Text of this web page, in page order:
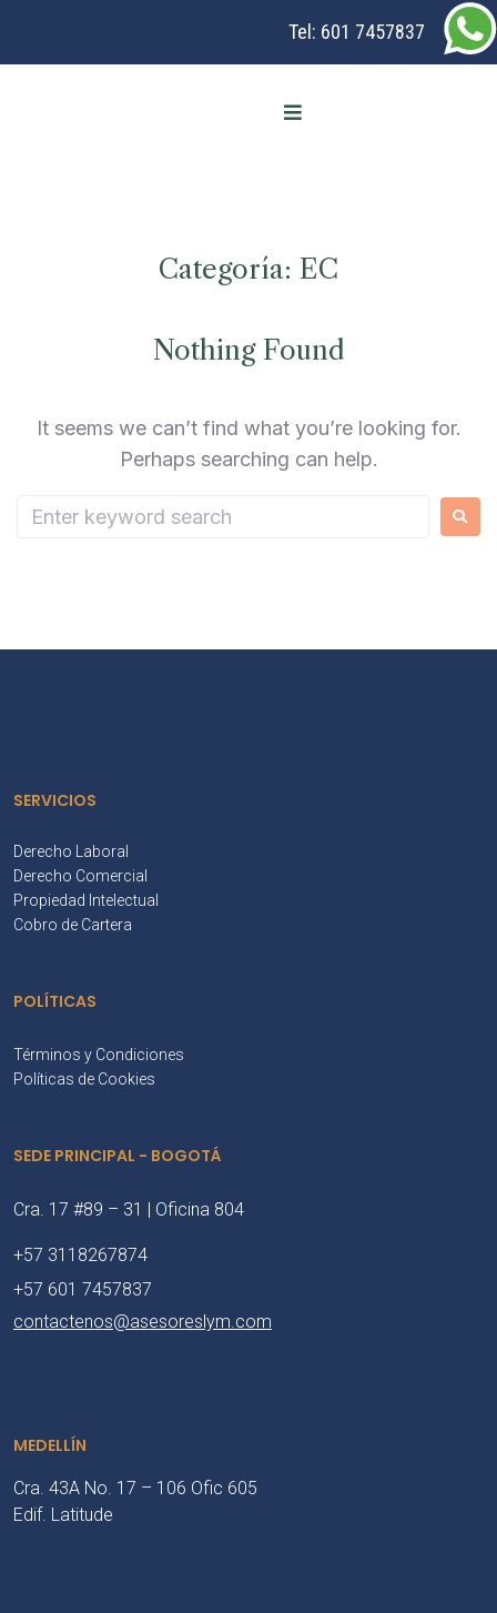
Tel: 601 7457837
Categoría: EC
Nothing Found
It seems we can’t find what you’re looking for.
Perhaps searching can help.
SERVICIOS
Derecho Laboral
Derecho Comercial
Propiedad Intelectual
Cobro de Cartera
POLÍTICAS
Términos y Condiciones
Políticas de Cookies
SEDE PRINCIPAL - BOGOTÁ
Cra. 17 #89 – 31 | Oficina 804
+57 3118267874
+57 601 7457837
contactenos@asesoreslym.com
MEDELLÍN
Cra. 43A No. 17 – 106 Ofic 605
Edif. Latitude